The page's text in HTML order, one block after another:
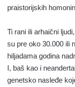
praistorijskih
Ti rani ili arhaični
su pre oko 30.000 ili
hiljadama godina
I, baš kao i
genetsko nasleđe